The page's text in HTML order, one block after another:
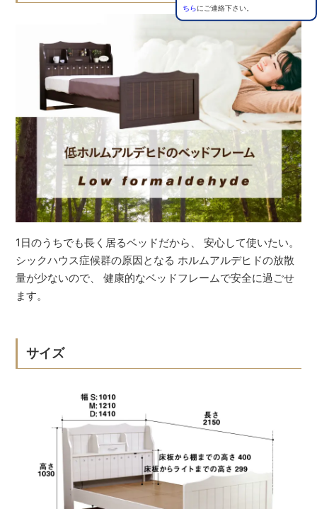
ちらにご連絡下さい。
1日のうちでも長く居るベッドだから、 安心して使いたい。
シックハウス症候群の原因となる ホルムアルデヒドの放散
量が少ないので、 健康的なベッドフレームで安全に過ごせ
ます。
サイズ